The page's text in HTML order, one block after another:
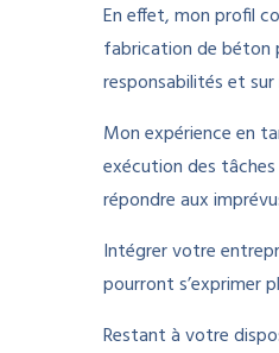
En effet, mon profil
fabrication de béton
responsabilités et sur
Mon expérience en
exécution des
répondre aux
Intégrer votre
pourront s’exprimer
Restant à votre